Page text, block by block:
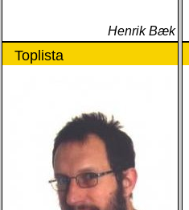
Henrik Bæk
Toplista